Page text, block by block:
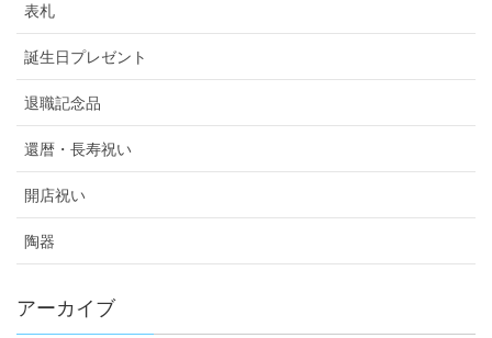
表札
誕生日プレゼント
退職記念品
還暦・長寿祝い
開店祝い
陶器
アーカイブ